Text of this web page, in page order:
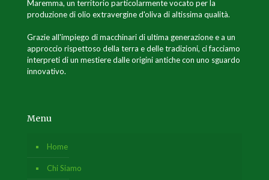
Maremma, un territorio particolarmente vocato per la
produzione di olio extravergine d'oliva di altissima qualità.
Grazie all'impiego di macchinari di ultima generazione e a un
approccio rispettoso della terra e delle tradizioni, ci facciamo
interpreti di un mestiere dalle origini antiche con uno sguardo
innovativo.
Menu
Home
Chi Siamo